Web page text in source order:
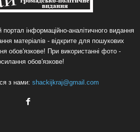
портал інформаційно-аналітичного видання
матеріалів - відкрите для пошукових
обов'язкове! При використанні фото -
обов'язкове!
з нами: shackijkraj@gmail.com